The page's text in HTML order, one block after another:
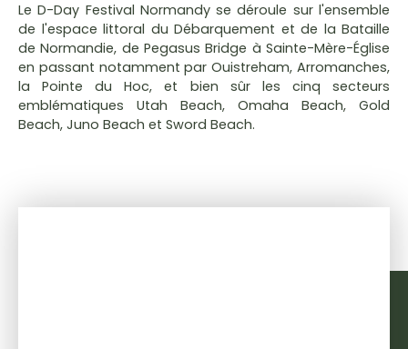
Le D-Day Festival Normandy se déroule sur l'ensemble
de l'espace littoral du Débarquement et de la Bataille
de Normandie, de Pegasus Bridge à Sainte-Mère-Église
en passant notamment par Ouistreham, Arromanches,
la Pointe du Hoc, et bien sûr les cinq secteurs
emblématiques Utah Beach, Omaha Beach, Gold
Beach, Juno Beach et Sword Beach.